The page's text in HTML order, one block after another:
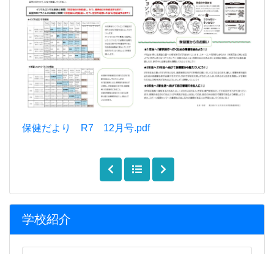
学校紹介
保健だより R7 12月号.pdf